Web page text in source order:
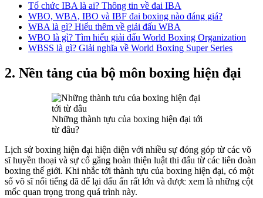
Tổ chức IBA là ai? Thông tin về đai IBA
WBO, WBA, IBO và IBF đai boxing nào đáng giá?
WBA là gì? Hiểu thêm về giải đấu WBA
WBO là gì? Tìm hiểu giải đấu World Boxing Organization
WBSS là gì? Giải nghĩa về World Boxing Super Series
2. Nền tảng của bộ môn boxing hiện đại
Những thành tựu của boxing hiện đại tới
từ đâu?
Lịch sử boxing hiện đại hiện diện với nhiều sự đóng góp từ các võ
sĩ huyền thoại và sự cố gắng hoàn thiện luật thi đấu từ các liên đoàn
boxing thế giới. Khi nhắc tới thành tựu của boxing hiện đại, có một
số võ sĩ nổi tiếng đã để lại dấu ấn rất lớn và được xem là những cột
mốc quan trọng trong quá trình này.